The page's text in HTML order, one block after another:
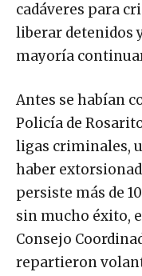
cadáveres para
liberar detenidos
mayoría
Antes se habían
Policía de
ligas criminales,
haber
persiste más de
sin mucho éxito,
Consejo
repartieron